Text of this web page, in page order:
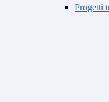
Progetti